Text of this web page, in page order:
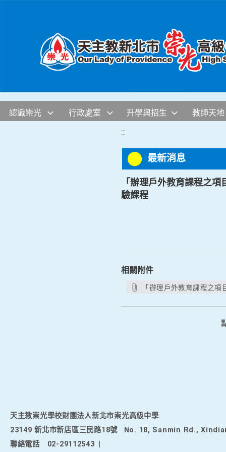
認識崇光 行政處室 升學與招生 教師天地
:::
最新消息
「辦理戶外教育課程之
驗課程
相關附件
「辦理戶外教育課程之
天主教崇光學校財團法人新北市崇光高級中學
23149 新北市新店區三民路18號
No. 18, Sanmin Rd.,
聯絡電話
02-29112543